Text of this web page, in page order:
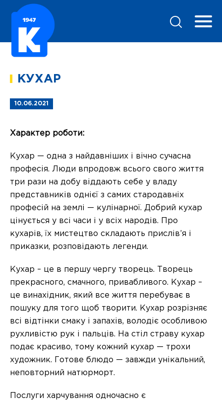
КУХАР
10.06.2021
Характер роботи:
Кухар — одна з найдавніших і вічно сучасна
професія. Люди впродовж всього свого життя
три рази на добу віддають себе у владу
представників однієї з самих стародавніх
професій на землі — кулінарної. Добрий кухар
цінується у всі часи і у всіх народів. Про
кухарів, їх мистецтво складають прислів’я і
приказки, розповідають легенди.
Кухар – це в першу чергу творець. Творець
прекрасного, смачного, привабливого. Кухар –
це винахідник, який все життя перебуває в
пошуку для того щоб творити. Кухар розрізняє
всі відтінки смаку і запахів, володіє особливою
рухливістю рук і пальців. На стіл страву кухар
подає красиво, тому кожний кухар — трохи
художник. Готове блюдо — завжди унікальний,
неповторний натюрморт.
Послуги харчування одночасно є